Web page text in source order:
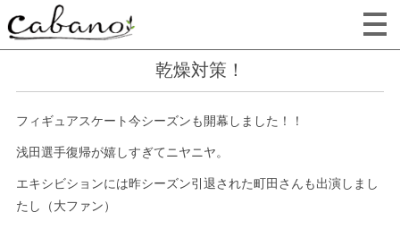
乾燥対策！
フィギュアスケート今シーズンも開幕しました！！
浅田選手復帰が嬉しすぎてニヤニヤ。
エキシビションには昨シーズン引退された町田さんも出演しまし
たし（大ファン）